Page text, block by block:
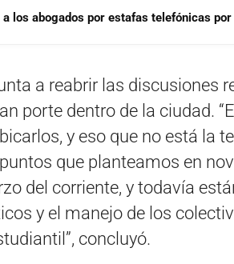
los abogados por estafas telefónicas
a reabrir las discusiones
porte dentro de la ciudad.
y eso que no está la
que planteamos en
del corriente, y todavía
y el manejo de los
concluyó.